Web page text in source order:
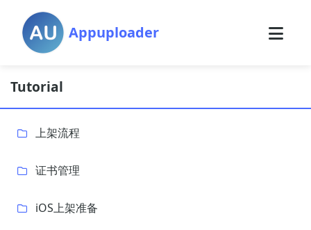
Appuploader
Tutorial
上架流程
证书管理
iOS上架准备